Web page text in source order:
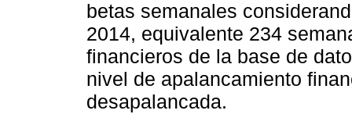
betas semanales
2014, equivalente 234
financieros de la base de
nivel de apalancamiento
desapalancada.